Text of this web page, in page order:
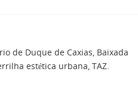
de Duque de Caxias, Baixada
estética urbana, TAZ.